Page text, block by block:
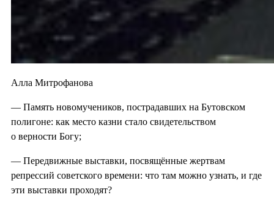
Алла Митрофанова
— Память новомучеников, пострадавших на Бутовском
полигоне: как место казни стало свидетельством
о верности Богу;
— Передвижные выставки, посвящённые жертвам
репрессий советского времени: что там можно узнать, и где
эти выставки проходят?